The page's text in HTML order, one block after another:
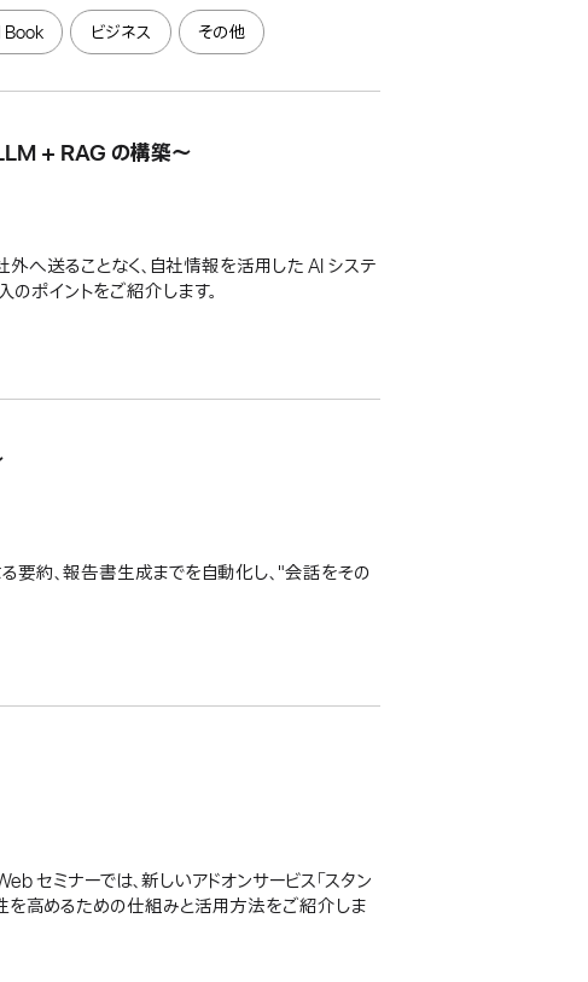
Book ビジネス その他
+ RAG の構築〜
へ送ることなく、自社情報を活用した AI システ
ポイントをご紹介します。
要約、報告書生成までを自動化し、"会話をその
ミナーでは、新しいアドオンサービス「スタン
高めるための仕組みと活用方法をご紹介しま